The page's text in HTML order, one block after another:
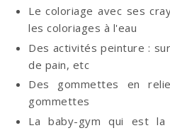
Le coloriage avec ses
les coloriages à l'eau
Des activités peinture :
de pain, etc
Des gommettes en
gommettes
La baby-gym qui est la